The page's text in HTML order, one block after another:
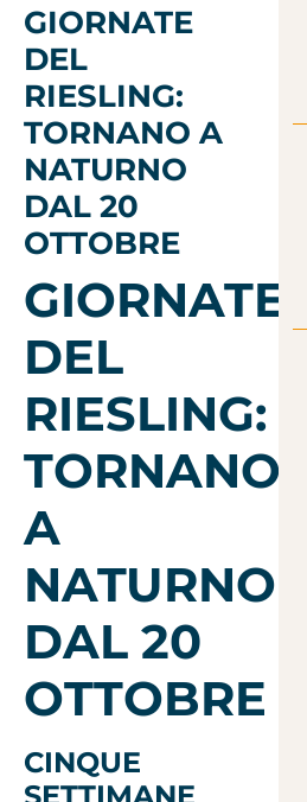
GIORNATE
DEL
RIESLING:
TORNANO A
NATURNO
DAL 20
OTTOBRE
GIORNATE
DEL
RIESLING:
TORNANO
A
NATURNO
DAL 20
OTTOBRE
CINQUE
SETTIMANE